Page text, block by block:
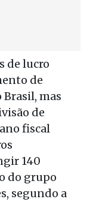
de lucro
de
Brasil, mas
de
fiscal
140
do grupo
segundo a